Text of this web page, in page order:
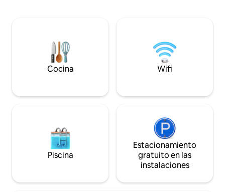
el acceso de la luz solar, por lo que no
recomendamos nuestro apartamento
para estancias largas y para personas
que sufren de claustrofobia. El aire
situado en el centro de Poznań, en el
del Mercado Viejo, el río Warta y los
centros comerciales más grandes de
Poznań. En las inmediaciones hay un
aparcamiento vigilado de pago, y debajo
del edificio hay un aparcamiento (zona
estancia cómoda y discreta. Emitimos
minutos a pie de
10 minutos en
ciudad. El
en una propiedad
Cocina Wifi
Piscina
Estacionamiento
gratuito en las
instalaciones